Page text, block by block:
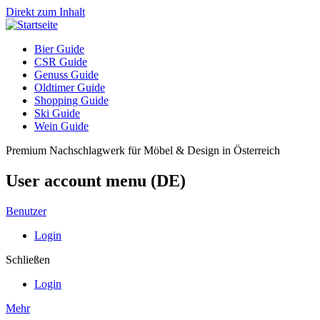
Direkt zum Inhalt
Bier Guide
CSR Guide
Genuss Guide
Oldtimer Guide
Shopping Guide
Ski Guide
Wein Guide
Premium Nachschlagwerk für Möbel & Design in Österreich
User account menu (DE)
Benutzer
Login
Schließen
Login
Mehr